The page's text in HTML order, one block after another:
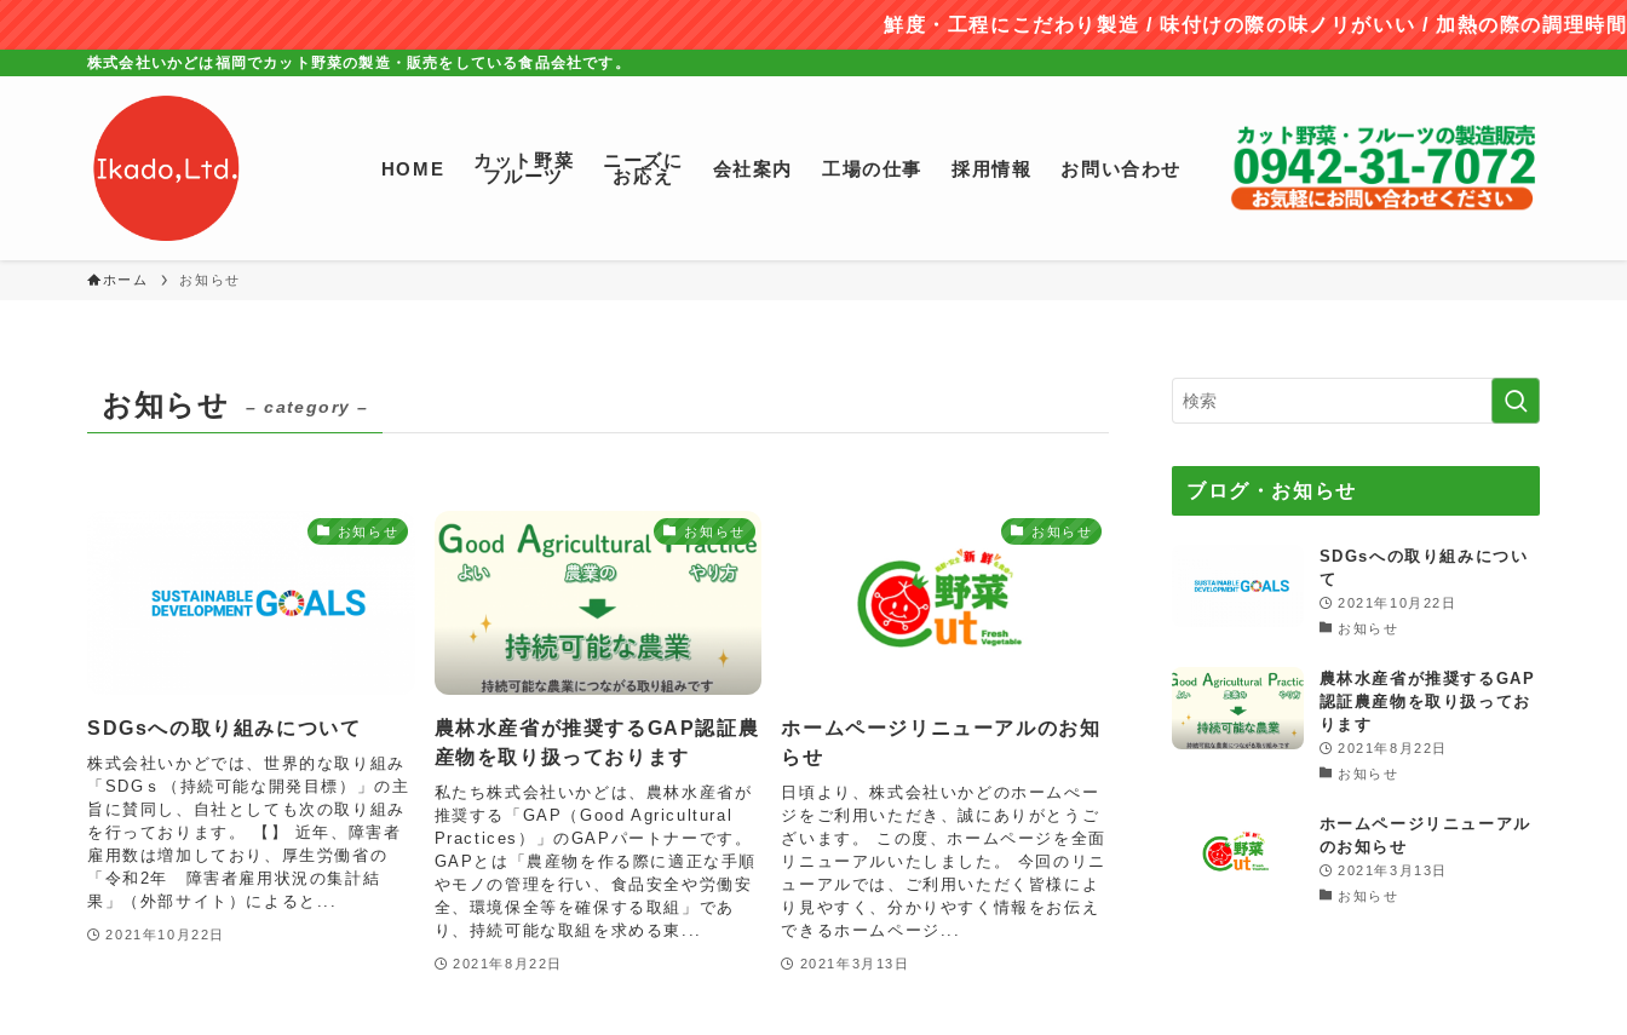
鮮度・工程にこだわり製造 / 味付けの際の味ノリがいい / 加熱の際の調理時間が
株式会社いかどは福岡でカット野菜の製造・販売をしている食品会社です。
HOME カット野菜
フルーツ
ニーズに
お応え 会社案内 工場の仕事 採用情報 お問い合わせ
ホーム お知らせ
お知らせ – category –
お知らせ
SDGsへの取り組みについて
株式会社いかどでは、世界的な取り組み
「SDGｓ（持続可能な開発目標）」の主
旨に賛同し、自社としても次の取り組み
を行っております。 【】 近年、障害者
雇用数は増加しており、厚生労働省の
「令和2年 障害者雇用状況の集計結
果」（外部サイト）によると...
2021年10月22日
お知らせ
農林水産省が推奨するGAP認証農
産物を取り扱っております
私たち株式会社いかどは、農林水産省が
推奨する「GAP（Good Agricultural
Practices）」のGAPパートナーです。
GAPとは「農産物を作る際に適正な手順
やモノの管理を行い、食品安全や労働安
全、環境保全等を確保する取組」であ
り、持続可能な取組を求める東...
2021年8月22日
お知らせ
ホームページリニューアルのお知
らせ
日頃より、株式会社いかどのホームぺー
ジをご利用いただき、誠にありがとうご
ざいます。 この度、ホームページを全面
リニューアルいたしました。 今回のリニ
ューアルでは、ご利用いただく皆様によ
り見やすく、分かりやすく情報をお伝え
できるホームページ...
2021年3月13日
ブログ・お知らせ
SDGsへの取り組みについ
て
2021年10月22日
お知らせ
農林水産省が推奨するGAP
認証農産物を取り扱ってお
ります
2021年8月22日
お知らせ
ホームページリニューアル
のお知らせ
2021年3月13日
お知らせ